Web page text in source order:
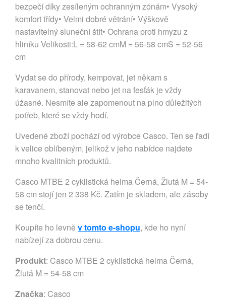
bezpečí díky zesíleným ochranným zónám• Vysoký
komfort třídy• Velmi dobré větrání• Výškově
nastavitelný sluneční štít• Ochrana proti hmyzu z
hliníku Velikosti:L = 58-62 cmM = 56-58 cmS = 52-56
cm
Vydat se do přírody, kempovat, jet někam s
karavanem, stanovat nebo jet na fesťák je vždy
úžasné. Nesmíte ale zapomenout na plno důležitých
potřeb, které se vždy hodí.
Uvedené zboží pochází od výrobce Casco. Ten se řadí
k velice oblíbeným, jelikož v jeho nabídce najdete
mnoho kvalitních produktů.
Casco MTBE 2 cyklistická helma Černá, Žlutá M = 54-
58 cm stojí jen 2 338 Kč. Zatím je skladem, ale zásoby
se tenčí.
Koupíte ho levně v tomto e-shopu, kde ho nyní
nabízejí za dobrou cenu.
Produkt: Casco MTBE 2 cyklistická helma Černá,
Žlutá M = 54-58 cm
Značka: Casco